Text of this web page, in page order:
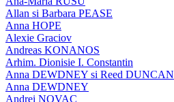
Allan si Barbara PEASE
Anna HOPE
Alexie Graciov
Andreas KONANOS
Arhim. Dionisie I. Constantin
Anna DEWDNEY si Reed DUNCAN
Anna DEWDNEY
Andrei NOVAC